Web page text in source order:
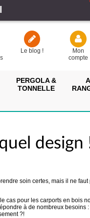
Le blog !
Mon
compte
PERGOLA &
TONNELLE
design
soin certes, mais il ne
cas pour les carports en bois
à de nombreux besoins
?!